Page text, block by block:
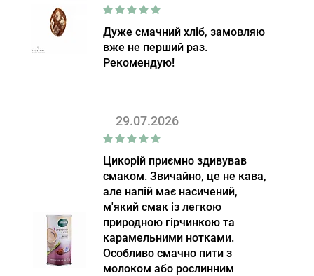
Дуже смачний хліб, замовляю
вже не перший раз.
Рекомендую!
29.07.2026
Цикорій приємно здивував
смаком. Звичайно, це не кава,
але напій має насичений,
м'який смак із легкою
природною гірчинкою та
карамельними нотками.
Особливо смачно пити з
молоком або рослинним